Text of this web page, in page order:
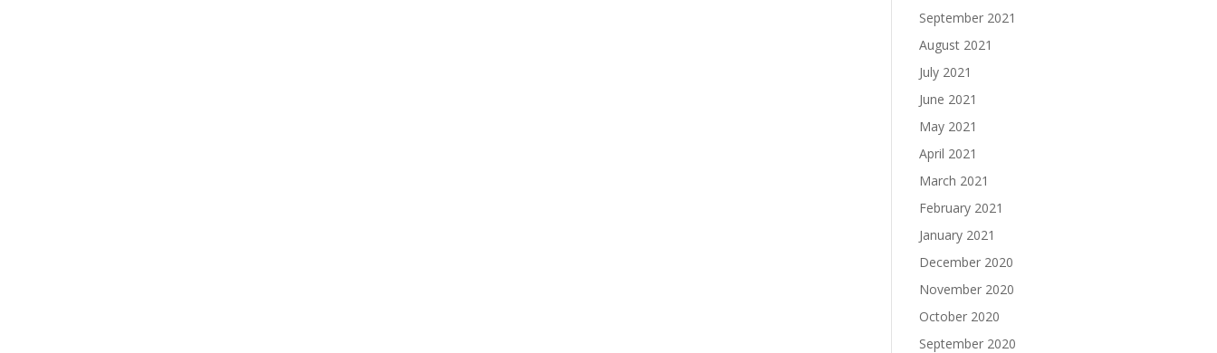
September 2021
August 2021
July 2021
June 2021
May 2021
April 2021
March 2021
February 2021
January 2021
December 2020
November 2020
October 2020
September 2020